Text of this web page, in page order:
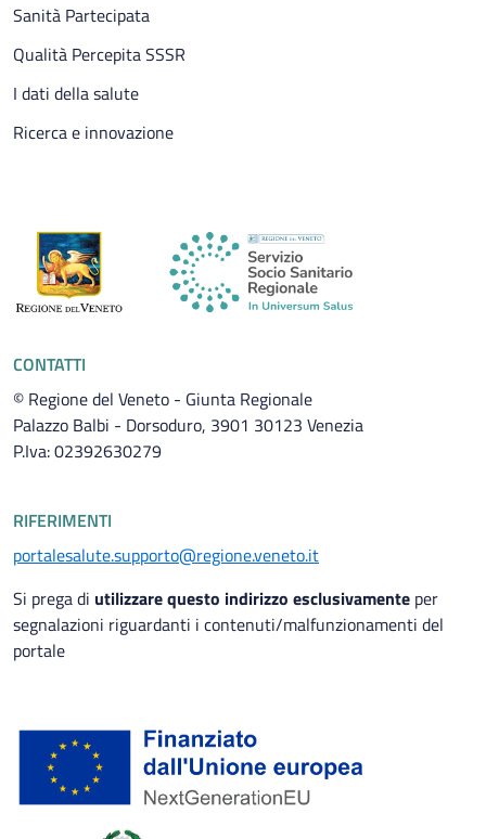
Sanità Partecipata
Qualità Percepita SSSR
I dati della salute
Ricerca e innovazione
CONTATTI
© Regione del Veneto - Giunta Regionale
Palazzo Balbi - Dorsoduro, 3901 30123 Venezia
P.Iva: 02392630279
RIFERIMENTI
portalesalute.supporto@regione.veneto.it
Si prega di utilizzare questo indirizzo esclusivamente per
segnalazioni riguardanti i contenuti/malfunzionamenti del
portale